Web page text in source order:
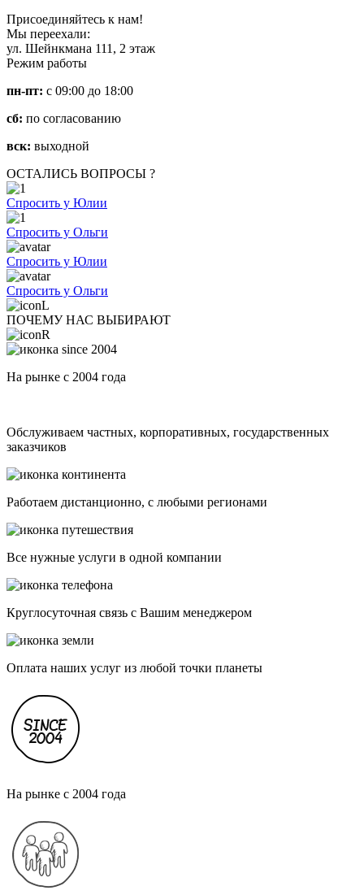
Присоединяйтесь к нам!
Мы переехали:
ул. Шейнкмана 111, 2 этаж
Режим работы
пн-пт: с 09:00 до 18:00
сб: по согласованию
вск: выходной
ОСТАЛИСЬ ВОПРОСЫ ?
Спросить у Юлии
Спросить у Ольги
Спросить у Юлии
Спросить у Ольги
ПОЧЕМУ НАС ВЫБИРАЮТ
На рынке с 2004 года
Обслуживаем частных, корпоративных, государственных
заказчиков
Работаем дистанционно, с любыми регионами
Все нужные услуги в одной компании
Круглосуточная связь с Вашим менеджером
Оплата наших услуг из любой точки планеты
На рынке с 2004 года